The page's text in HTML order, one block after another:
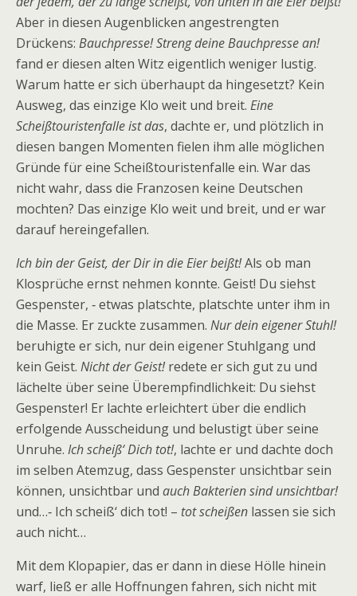
Aber in diesen Augenblicken angestrengten
Drückens: Bauchpresse! Streng deine Bauchpresse an!
fand er diesen alten Witz eigentlich weniger lustig.
Warum hatte er sich überhaupt da hingesetzt? Kein
Ausweg, das einzige Klo weit und breit. Eine
Scheißtouristenfalle ist das, dachte er, und plötzlich in
diesen bangen Momenten fielen ihm alle möglichen
Gründe für eine Scheißtouristenfalle ein. War das
nicht wahr, dass die Franzosen keine Deutschen
mochten? Das einzige Klo weit und breit, und er war
darauf hereingefallen.
Ich bin der Geist, der Dir in die Eier beißt!Als ob man
Klosprüche ernst nehmen konnte. Geist! Du siehst
Gespenster, ‑ etwas platschte, platschte unter ihm in
die Masse. Er zuckte zusammen. Nur dein eigener Stuhl!
beruhigte er sich, nur dein eigener Stuhlgang und
kein Geist. Nicht der Geist!redete er sich gut zu und
lächelte über seine Überempfindlichkeit: Du siehst
Gespenster! Er lachte erleichtert über die endlich
erfolgende Ausscheidung und belustigt über seine
Unruhe. Ich scheiß‘ Dich tot!, lachte er und dachte doch
im selben Atemzug, dass Gespenster unsichtbar sein
können, unsichtbar und auch Bakterien sind unsichtbar!
und…‑ Ich scheiß‘ dich tot! – tot scheißen lassen sie sich
auch nicht…
Mit dem Klopapier, das er dann in diese Hölle hinein
warf, ließ er alle Hoffnungen fahren, sich nicht mit